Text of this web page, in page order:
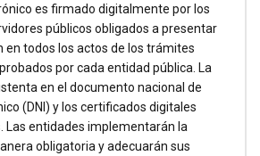
es firmado digitalmente por los
públicos obligados a presentar
en todos los actos de los trámites
por cada entidad pública. La
en el documento nacional de
(DNI) y los certificados digitales
Las entidades implementarán la
obligatoria y adecuarán sus